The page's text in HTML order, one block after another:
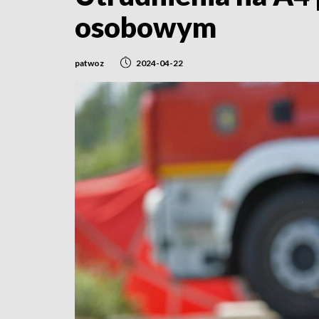
osobowym
patwoz 2024-04-22